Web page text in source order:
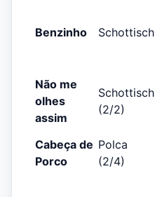
Benzinho Schottisch
Não me
olhes
assim
Schottisch
(2/2)
Cabeça de
Porco
Polca
(2/4)